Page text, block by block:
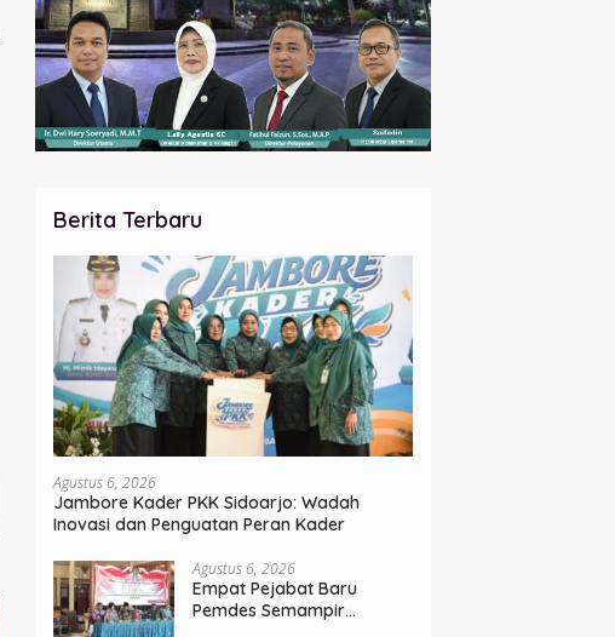
Berita Terbaru
Agustus 6, 2026
Jambore Kader PKK Sidoarjo: Wadah
Inovasi dan Penguatan Peran Kader
Agustus 6, 2026
Empat Pejabat Baru
Pemdes Semampir